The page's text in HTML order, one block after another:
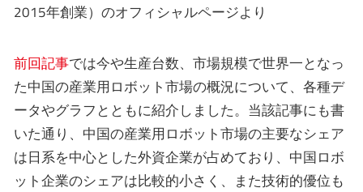
2015年創業）のオフィシャルページより
前回記事では今や生産台数、市場規模で世界一となっ
た中国の産業用ロボット市場の概況について、各種デ
ータやグラフとともに紹介しました。当該記事にも書
いた通り、中国の産業用ロボット市場の主要なシェア
は日系を中心とした外資企業が占めており、中国ロボ
ット企業のシェアは比較的小さく、また技術的優位も